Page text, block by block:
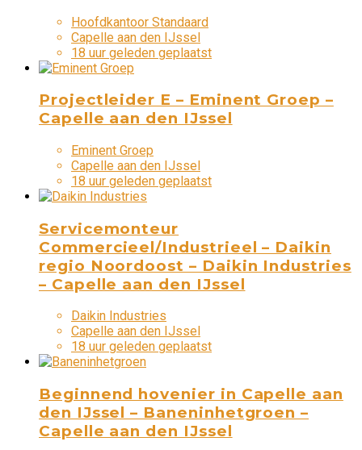
Hoofdkantoor Standaard
Capelle aan den IJssel
18 uur geleden geplaatst
Projectleider E – Eminent Groep –
Capelle aan den IJssel
Eminent Groep
Capelle aan den IJssel
18 uur geleden geplaatst
Servicemonteur
Commercieel/Industrieel – Daikin
regio Noordoost – Daikin Industries
– Capelle aan den IJssel
Daikin Industries
Capelle aan den IJssel
18 uur geleden geplaatst
Beginnend hovenier in Capelle aan
den IJssel – Baneninhetgroen –
Capelle aan den IJssel